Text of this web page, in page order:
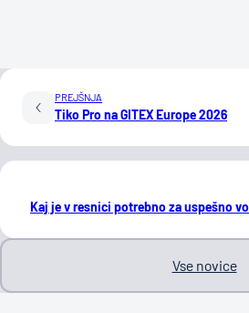
PREJŠNJA
Tiko Pro na GITEX Europe 2026
Kaj je v resnici potrebno za uspešno
Vse novice